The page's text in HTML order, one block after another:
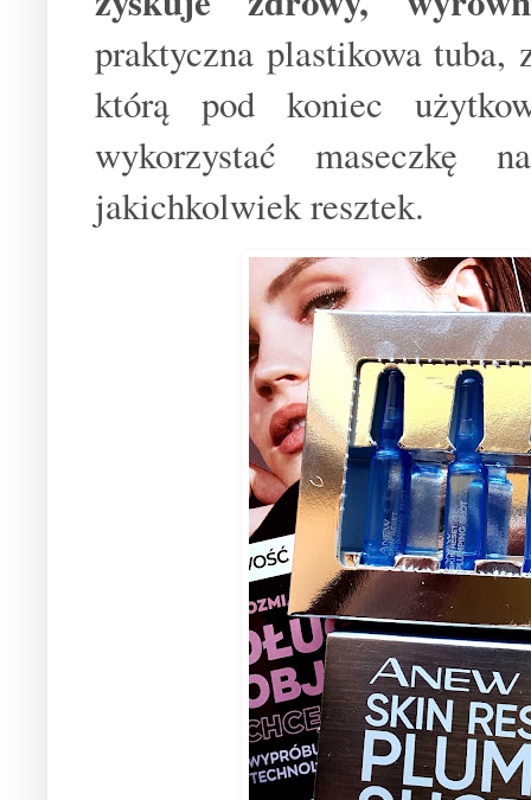
praktyczna plastikowa
którą pod koniec
wykorzystać maseczkę
jakichkolwiek resztek.